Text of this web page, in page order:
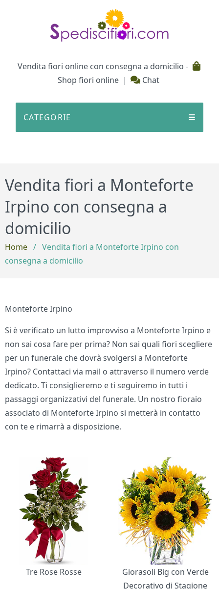
Vendita fiori online con consegna a domicilio -
Shop fiori online | Chat
CATEGORIE ☰
Vendita fiori a Monteforte
Irpino con consegna a
domicilio
Home / Vendita fiori a Monteforte Irpino con
consegna a domicilio
Monteforte Irpino
Si è verificato un lutto improvviso a Monteforte Irpino e
non sai cosa fare per prima? Non sai quali fiori scegliere
per un funerale che dovrà svolgersi a Monteforte
Irpino? Contattaci via mail o attraverso il numero verde
dedicato. Ti consiglieremo e ti seguiremo in tutti i
passaggi organizzativi del funerale. Un nostro fioraio
associato di Monteforte Irpino si metterà in contatto
con te e rimarrà a disposizione.
Bouquet di fiori
Tre Rose Rosse
Giorasoli Big con Verde
Decorativo di Stagione